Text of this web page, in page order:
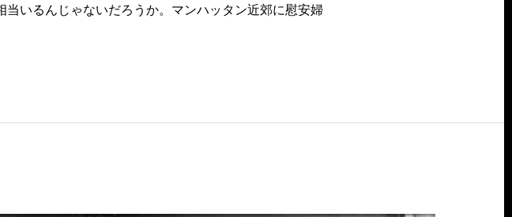
いるんじゃないだろうか。マンハッタン近郊に慰安婦